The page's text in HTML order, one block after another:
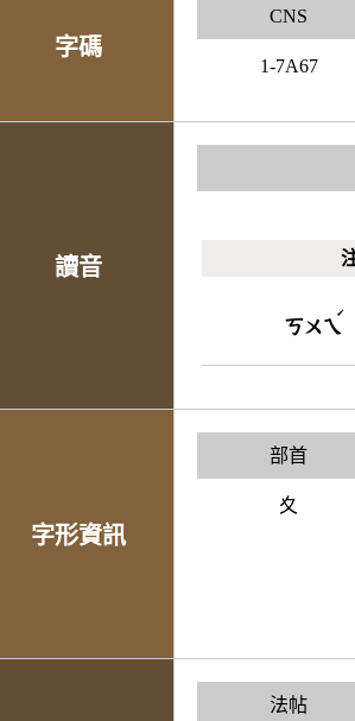
字碼
CNS
1-7A67
讀音
ㄎㄨㄟ
ˊ
字形資訊
部首
夊
法帖